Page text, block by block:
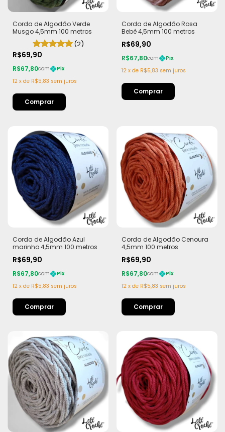
Corda de Algodão Verde
Musgo 4,5mm 100 metros
(2)
R$69,90
R$67,80com
Pix
12 x de R$5,83 sem juros
Corda de Algodão Rosa
Bebê 4,5mm 100 metros
R$69,90
R$67,80com
Pix
12 x de R$5,83 sem juros
Corda de Algodão Azul
marinho 4,5mm 100 metros
R$69,90
R$67,80com
Pix
12 x de R$5,83 sem juros
Corda de Algodão Cenoura
4,5mm 100 metros
R$69,90
R$67,80com
Pix
12 x de R$5,83 sem juros